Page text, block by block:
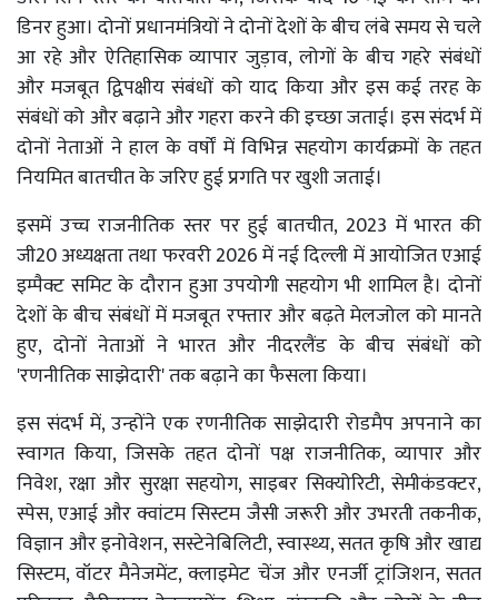
डिनर हुआ। दोनों प्रधानमंत्रियों ने दोनों देशों के बीच लंबे समय से चले
आ रहे और ऐतिहासिक व्यापार जुड़ाव, लोगों के बीच गहरे संबंधों
और मजबूत द्विपक्षीय संबंधों को याद किया और इस कई तरह के
संबंधों को और बढ़ाने और गहरा करने की इच्छा जताई। इस संदर्भ में
दोनों नेताओं ने हाल के वर्षों में विभिन्न सहयोग कार्यक्रमों के तहत
नियमित बातचीत के जरिए हुई प्रगति पर खुशी जताई।
इसमें उच्च राजनीतिक स्तर पर हुई बातचीत, 2023 में भारत की
जी20 अध्यक्षता तथा फरवरी 2026 में नई दिल्ली में आयोजित एआई
इम्पैक्ट समिट के दौरान हुआ उपयोगी सहयोग भी शामिल है। दोनों
देशों के बीच संबंधों में मजबूत रफ्तार और बढ़ते मेलजोल को मानते
हुए, दोनों नेताओं ने भारत और नीदरलैंड के बीच संबंधों को
'रणनीतिक साझेदारी' तक बढ़ाने का फैसला किया।
इस संदर्भ में, उन्होंने एक रणनीतिक साझेदारी रोडमैप अपनाने का
स्वागत किया, जिसके तहत दोनों पक्ष राजनीतिक, व्यापार और
निवेश, रक्षा और सुरक्षा सहयोग, साइबर सिक्योरिटी, सेमीकंडक्टर,
स्पेस, एआई और क्वांटम सिस्टम जैसी जरूरी और उभरती तकनीक,
विज्ञान और इनोवेशन, सस्टेनेबिलिटी, स्वास्थ्य, सतत कृषि और खाद्य
सिस्टम, वॉटर मैनेजमेंट, क्लाइमेट चेंज और एनर्जी ट्रांजिशन, सतत